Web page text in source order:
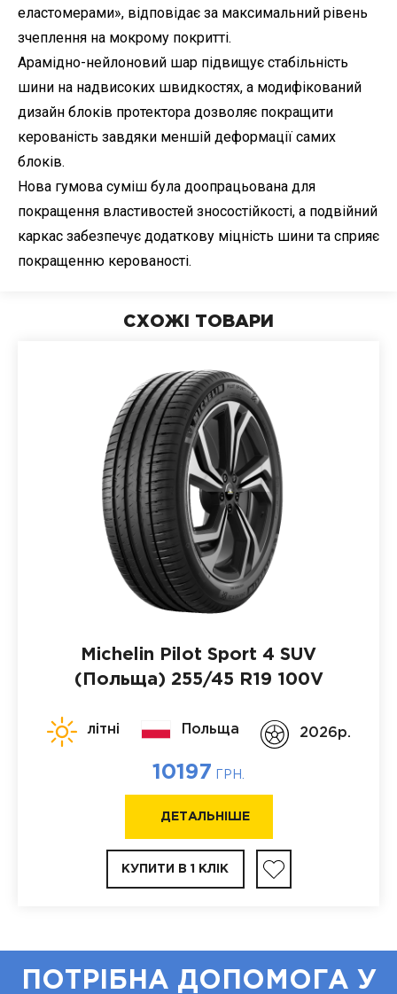
еластомерами», відповідає за максимальний рівень
зчеплення на мокрому покритті.
Арамідно-нейлоновий шар підвищує стабільність
шини на надвисоких швидкостях, а модифікований
дизайн блоків протектора дозволяє покращити
керованість завдяки меншій деформації самих
блоків.
Нова гумова суміш була доопрацьована для
покращення властивостей зносостійкості, а подвійний
каркас забезпечує додаткову міцність шини та сприяє
покращенню керованості.
СХОЖІ ТОВАРИ
Michelin Pilot Sport 4 SUV
(Польща) 255/45 R19 100V
літні Польща 2026p.
10197 ГРН.
ДЕТАЛЬНІШЕ
КУПИТИ В 1 КЛІК
ПОТРІБНА ДОПОМОГА У